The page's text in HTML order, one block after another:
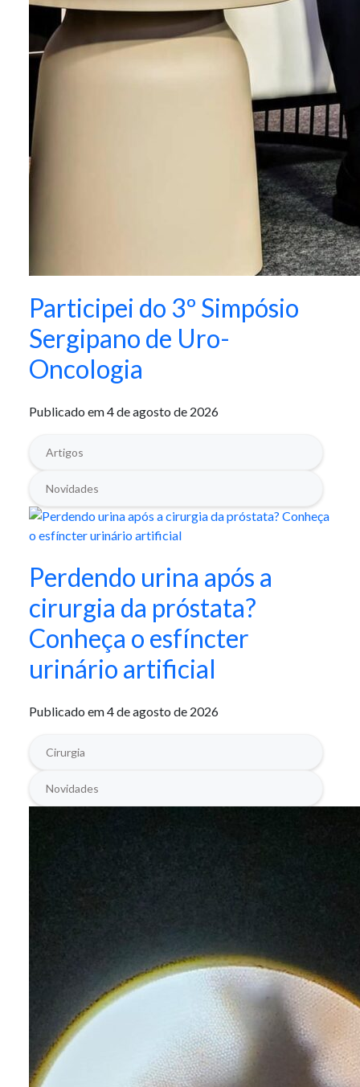
Participei do 3º Simpósio
Sergipano de Uro-
Oncologia
Publicado em 4 de agosto de 2026
Artigos
Novidades
Perdendo urina após a
cirurgia da próstata?
Conheça o esfíncter
urinário artificial
Publicado em 4 de agosto de 2026
Cirurgia
Novidades